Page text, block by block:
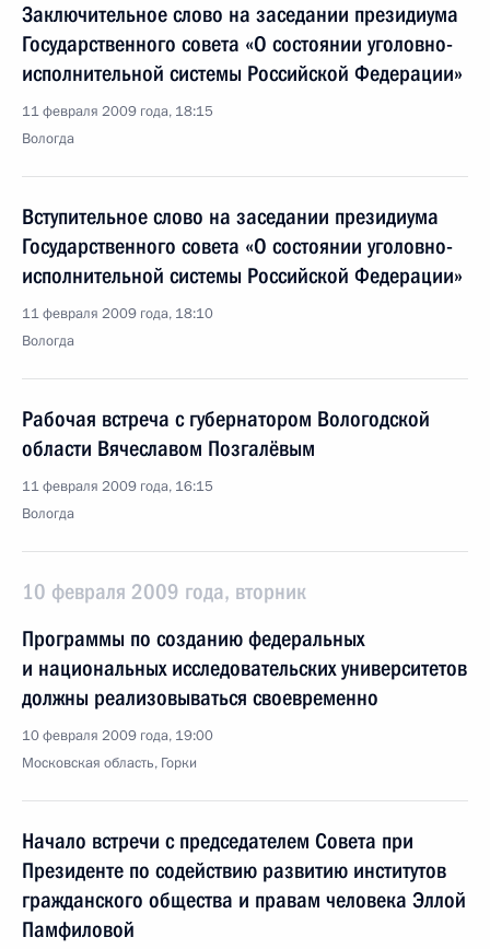
Заключительное слово на заседании президиума
Государственного совета «О состоянии уголовно-
исполнительной системы Российской Федерации»
11 февраля 2009 года, 18:15
Вологда
Вступительное слово на заседании президиума
Государственного совета «О состоянии уголовно-
исполнительной системы Российской Федерации»
11 февраля 2009 года, 18:10
Вологда
Рабочая встреча с губернатором Вологодской
области Вячеславом Позгалёвым
11 февраля 2009 года, 16:15
Вологда
10 февраля 2009 года, вторник
Программы по созданию федеральных
и национальных исследовательских университетов
должны реализовываться своевременно
10 февраля 2009 года, 19:00
Московская область, Горки
Начало встречи с председателем Совета при
Президенте по содействию развитию институтов
гражданского общества и правам человека Эллой
Памфиловой